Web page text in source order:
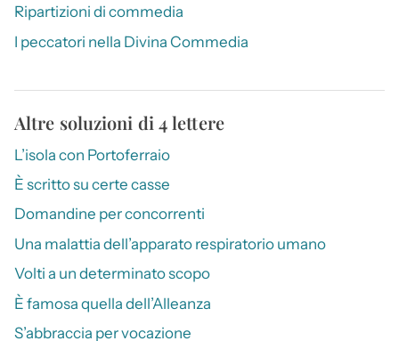
Ripartizioni di commedia
I peccatori nella Divina Commedia
Altre soluzioni di 4 lettere
L’isola con Portoferraio
È scritto su certe casse
Domandine per concorrenti
Una malattia dell’apparato respiratorio umano
Volti a un determinato scopo
È famosa quella dell’Alleanza
S’abbraccia per vocazione